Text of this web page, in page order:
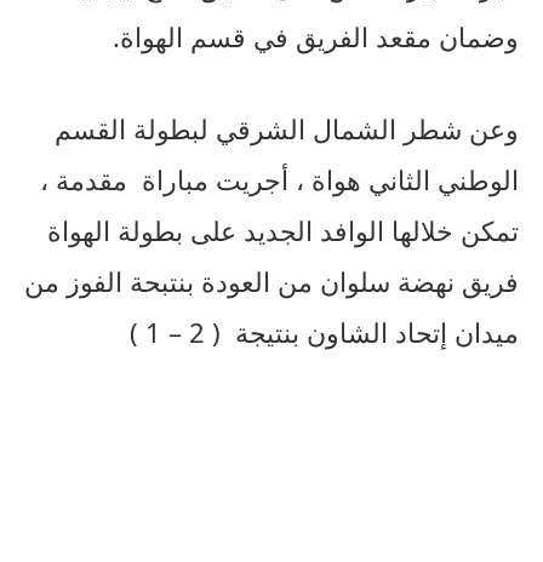
وضمان مقعد الفريق في قسم الهواة.
وعن شطر الشمال الشرقي لبطولة القسم
الوطني الثاني هواة ، أجريت مباراة مقدمة ،
تمكن خلالها الوافد الجديد على بطولة الهواة
فريق نهضة سلوان من العودة بنتبحة الفوز من
ميدان إتحاد الشاون بنتيجة ( 2 – 1 )